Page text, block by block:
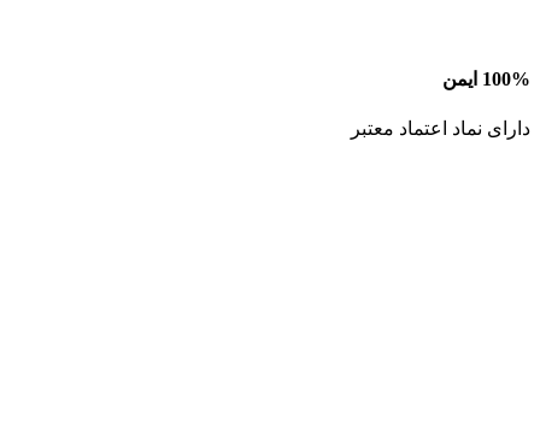
100% ایمن
دارای نماد اعتماد معتبر